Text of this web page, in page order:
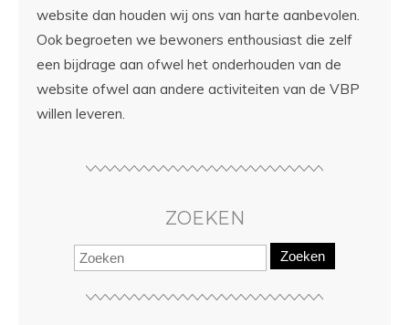
website dan houden wij ons van harte aanbevolen.
Ook begroeten we bewoners enthousiast die zelf
een bijdrage aan ofwel het onderhouden van de
website ofwel aan andere activiteiten van de VBP
willen leveren.
ZOEKEN
Zoeken